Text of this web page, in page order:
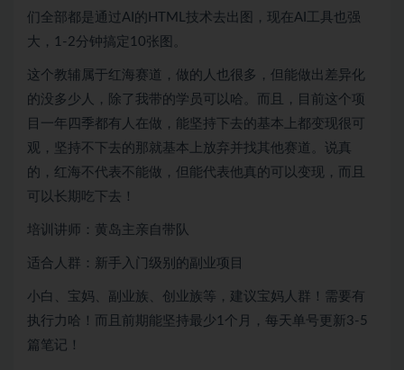
们全部都是通过AI的HTML技术去出图，现在AI工具也强
大，1-2分钟搞定10张图。
这个教辅属于红海赛道，做的人也很多，但能做出差异化
的没多少人，除了我带的学员可以哈。而且，目前这个项
目一年四季都有人在做，能坚持下去的基本上都变现很可
观，坚持不下去的那就基本上放弃并找其他赛道。说真
的，红海不代表不能做，但能代表他真的可以变现，而且
可以长期吃下去！
培训讲师：黄岛主亲自带队
适合人群：新手入门级别的副业项目
小白、宝妈、副业族、创业族等，建议宝妈人群！需要有
执行力哈！而且前期能坚持最少1个月，每天单号更新3-5
篇笔记！